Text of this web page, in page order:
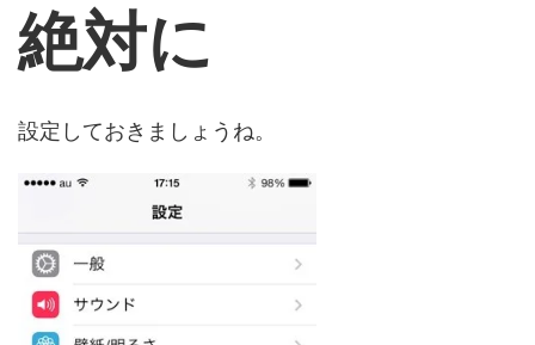
絶対に
設定しておきましょうね。